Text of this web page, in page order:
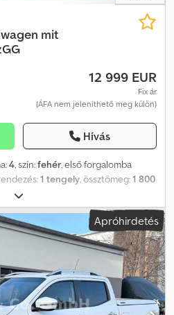
mit
12 999 EUR
Fix ár
(ÁFA nem jeleníthető meg külön)
Hívás
4, szín:fehér, első forgalomba
1 tengely , össztömeg:1 800
, Nagyon elegáns LMC ViVo 490E
EREJÉIG! CSAK SEESENI
helyezés: 2016/10
kg Tengelyek száma: 1
- Függönyök a belső térben -
alakú ülőcsoport, átalakítható
ágy, összetolható - Belső világítás -
- Víztartály/edény -
- WC - Melegvíz -
Apróhirdetés